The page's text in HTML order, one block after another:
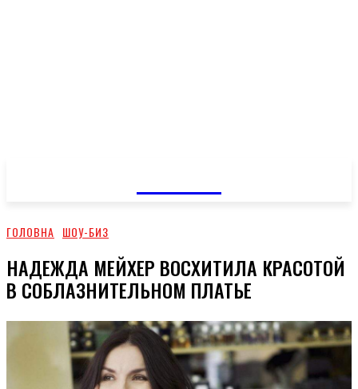
ГОЛОВНА ШОУ-БИЗ
НАДЕЖДА МЕЙХЕР ВОСХИТИЛА КРАСОТОЙ
В СОБЛАЗНИТЕЛЬНОМ ПЛАТЬЕ